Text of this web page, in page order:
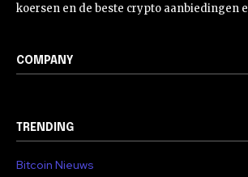
koersen en de beste crypto aanbiedingen
COMPANY
TRENDING
Bitcoin Nieuws